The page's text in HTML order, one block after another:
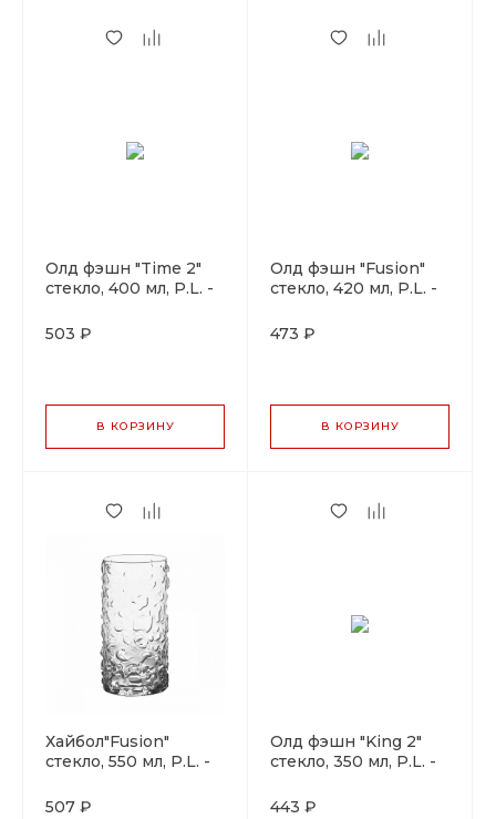
Олд фэшн "Time 2"
стекло, 400 мл, P.L. -
503 ₽
В КОРЗИНУ
Олд фэшн "Fusion"
стекло, 420 мл, P.L. -
473 ₽
В КОРЗИНУ
Хайбол"Fusion"
стекло, 550 мл, P.L. -
507 ₽
Олд фэшн "King 2"
стекло, 350 мл, P.L. -
443 ₽